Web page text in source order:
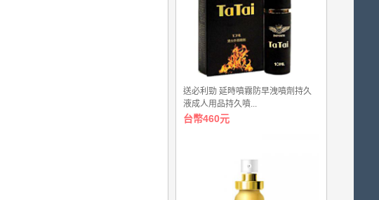
送必利勁 延時噴霧防早洩噴劑持久
液成人用品持久噴...
台幣460元